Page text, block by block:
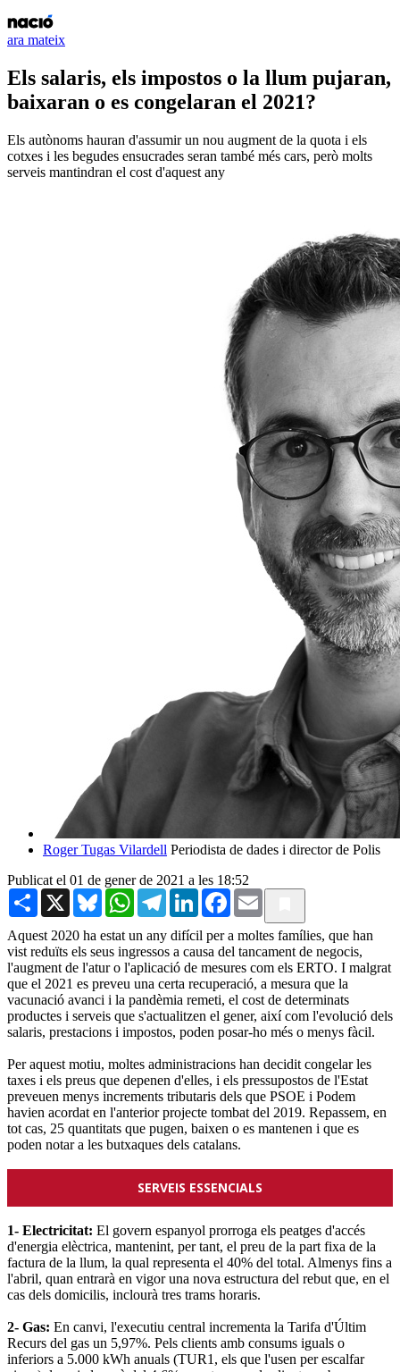
ara mateix
Els salaris, els impostos o la llum pujaran,
baixaran o es congelaran el 2021?
Els autònoms hauran d'assumir un nou augment de la quota i els
cotxes i les begudes ensucrades seran també més cars, però molts
serveis mantindran el cost d'aquest any
Roger Tugas Vilardell Periodista de dades i director de Polis
Publicat el 01 de gener de 2021 a les 18:52
Share X BlueskyWhatsAppTelegramLinkedInFacebook
Email
Aquest 2020 ha estat un any difícil per a moltes famílies, que han
vist reduïts els seus ingressos a causa del tancament de negocis,
l'augment de l'atur o l'aplicació de mesures com els ERTO. I malgrat
que el 2021 es preveu una certa recuperació, a mesura que la
vacunació avanci i la pandèmia remeti, el cost de determinats
productes i serveis que s'actualitzen el gener, així com l'evolució dels
salaris, prestacions i impostos, poden posar-ho més o menys fàcil.
Per aquest motiu, moltes administracions han decidit congelar les
taxes i els preus que depenen d'elles, i els pressupostos de l'Estat
preveuen menys increments tributaris dels que PSOE i Podem
havien acordat en l'anterior projecte tombat del 2019. Repassem, en
tot cas, 25 quantitats que pugen, baixen o es mantenen i que es
poden notar a les butxaques dels catalans.
SERVEIS ESSENCIALS
1- Electricitat: El govern espanyol prorroga els peatges d'accés
d'energia elèctrica, mantenint, per tant, el preu de la part fixa de la
factura de la llum, la qual representa el 40% del total. Almenys fins a
l'abril, quan entrarà en vigor una nova estructura del rebut que, en el
cas dels domicilis, inclourà tres trams horaris.
2- Gas: En canvi, l'executiu central incrementa la Tarifa d'Últim
Recurs del gas un 5,97%. Pels clients amb consums iguals o
inferiors a 5.000 kWh anuals (TUR1, els que l'usen per escalfar